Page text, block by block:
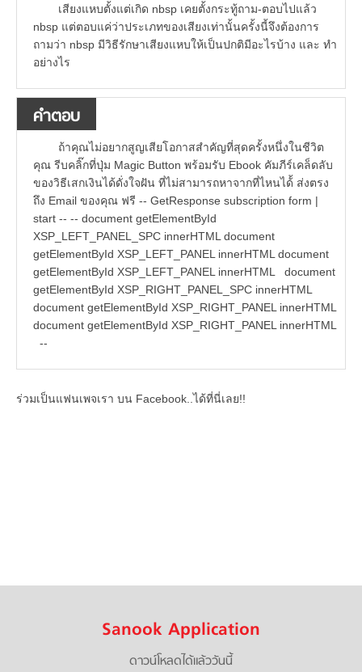
เสียงแหบตั้งแต่เกิด nbsp เคยตั้งกระทู้ถาม-ตอบไปแล้ว
nbsp แต่ตอบแค่ว่าประเภทของเสียงเท่านั้นครั้งนี้จึงต้องการ
ถามว่า nbsp มีวิธีรักษาเสียงแหบให้เป็นปกติมีอะไรบ้าง และ ทำ
อย่างไร
คำตอบ
ถ้าคุณไม่อยากสูญเสียโอกาสสำคัญที่สุดครั้งหนึ่งในชีวิต
คุณ รีบคลิ๊กที่ปุ่ม Magic Button พร้อมรับ Ebook คัมภีร์เคล็ดลับ
ของวิธีเสกเงินได้ดั่งใจฝัน ที่ไม่สามารถหาจากที่ไหนได้้ ส่งตรง
ถึง Email ของคุณ ฟรี -- GetResponse subscription form |
start -- -- document getElementById
XSP_LEFT_PANEL_SPC innerHTML document
getElementById XSP_LEFT_PANEL innerHTML document
getElementById XSP_LEFT_PANEL innerHTML document
getElementById XSP_RIGHT_PANEL_SPC innerHTML
document getElementById XSP_RIGHT_PANEL innerHTML
document getElementById XSP_RIGHT_PANEL innerHTML
--
ร่วมเป็นแฟนเพจเรา บน Facebook..ได้ที่นี่เลย!!
Sanook Application
ดาวน์โหลดได้แล้ววันนี้